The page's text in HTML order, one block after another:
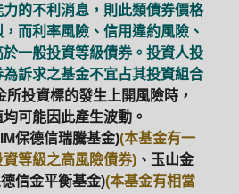
的不利消息，則此類債券價格
而利率風險、信用違約風險、
一般投資等級債券。投資人投
訴求之基金不宜占其投資組合
所投資標的發生上開風險時，
可能因此產生波動。
保德信瑞騰基金)(本基金有一
等級之高風險債券) 、玉山金
信金平衡基金)(本基金有相當